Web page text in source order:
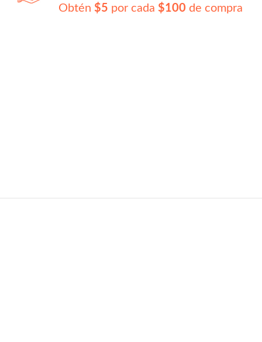
Obtén $5 por cada $100 de compra